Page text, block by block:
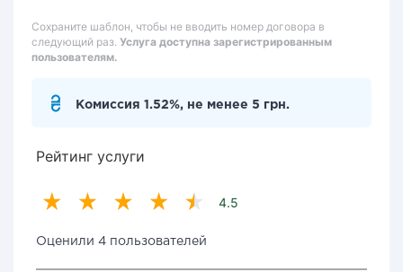
Сохраните шаблон, чтобы не вводить номер договора в
следующий раз. Услуга доступна зарегистрированным
пользователям.
Комиссия 1.52%, не менее 5 грн.
Рейтинг услуги
4.5
Оценили 4 пользователей